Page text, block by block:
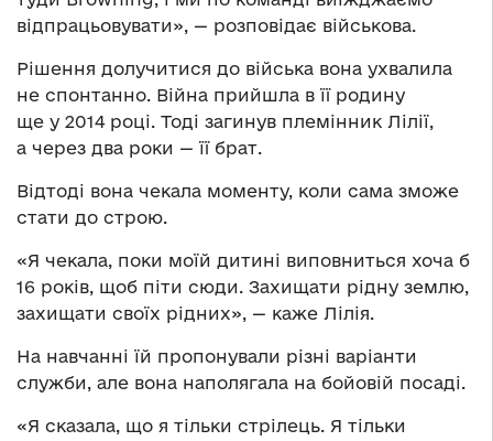
відпрацьовувати», — розповідає військова.
Рішення долучитися до війська вона ухвалила
не спонтанно. Війна прийшла в її родину
ще у 2014 році. Тоді загинув племінник Лілії,
а через два роки — її брат.
Відтоді вона чекала моменту, коли сама зможе
стати до строю.
«Я чекала, поки моїй дитині виповниться хоча б
16 років, щоб піти сюди. Захищати рідну землю,
захищати своїх рідних», — каже Лілія.
На навчанні їй пропонували різні варіанти
служби, але вона наполягала на бойовій посаді.
«Я сказала, що я тільки стрілець. Я тільки